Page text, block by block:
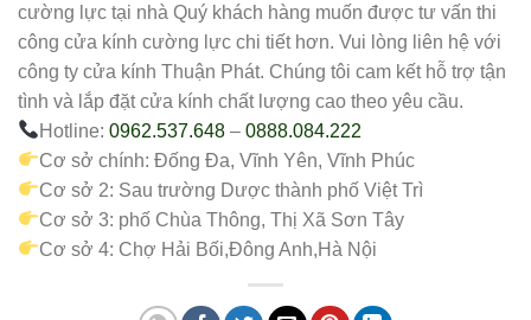
cường lực tại nhà Quý khách hàng muốn được tư vấn thi
công cửa kính cường lực chi tiết hơn. Vui lòng liên hệ với
công ty cửa kính Thuận Phát. Chúng tôi cam kết hỗ trợ tận
tình và lắp đặt cửa kính chất lượng cao theo yêu cầu.
Hotline:0962.537.648 –0888.084.222
Cơ sở chính: Đống Đa, Vĩnh Yên, Vĩnh Phúc
Cơ sở 2: Sau trường Dược thành phố Việt Trì
Cơ sở 3: phố Chùa Thông, Thị Xã Sơn Tây
Cơ sở 4: Chợ Hải Bối,Đông Anh,Hà Nội